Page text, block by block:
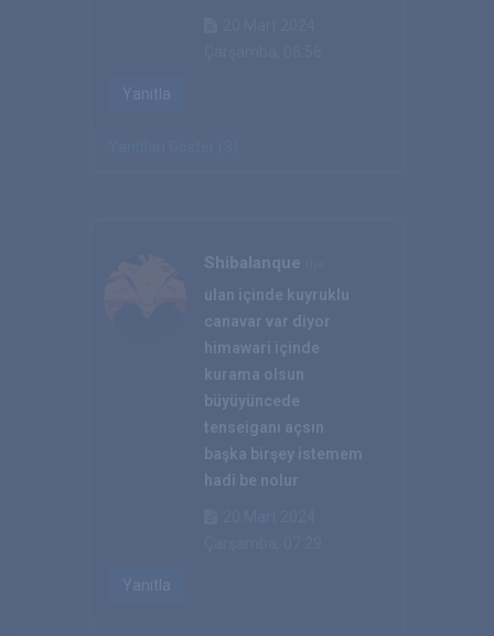
Yanıtla
Shibalanque
ulan içinde kuyruklu
canavar var diyor
himawari içinde
kurama olsun
büyüyüncede
tenseiganı açsın
başka birşey istemem
hadi be nolur
Yanıtla